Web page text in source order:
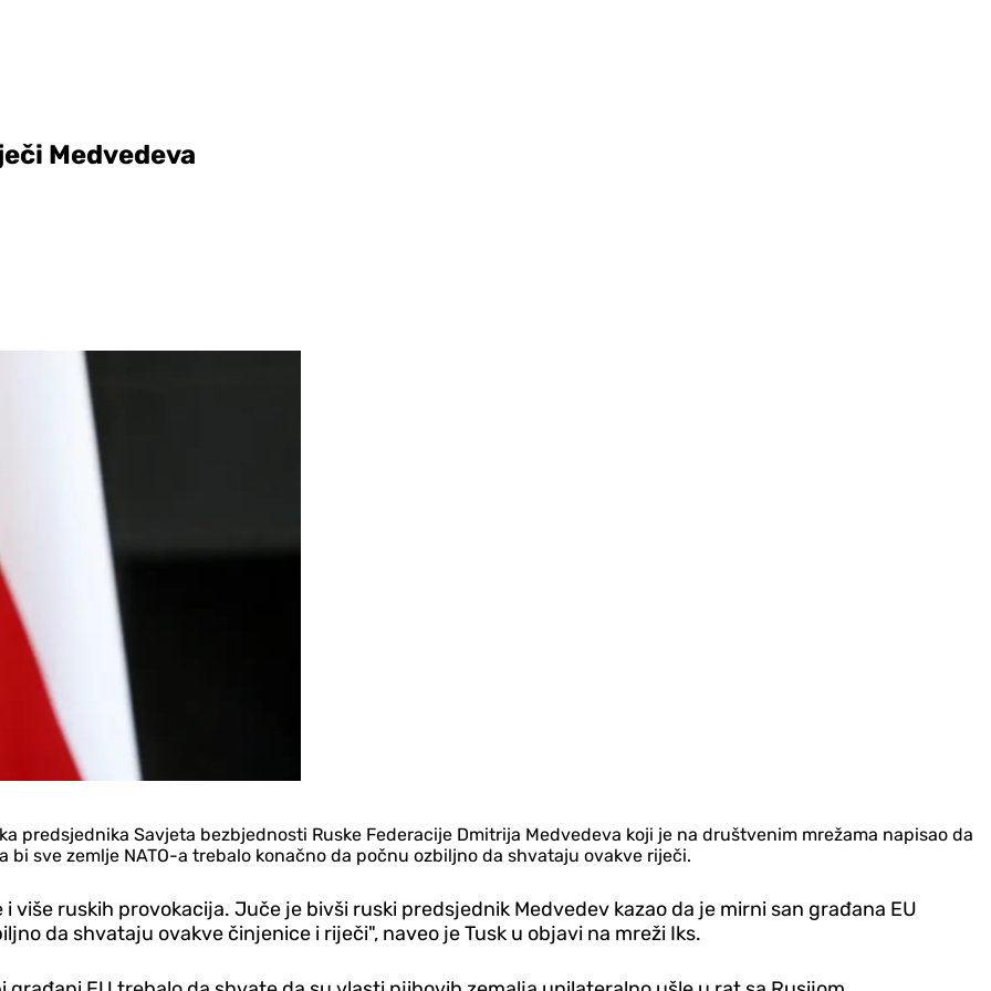
Medvedeva
predsjednika Savjeta bezbjednosti Ruske Federacije Dmitrija Medvedeva koji je na društvenim mrežama napisao da
sve zemlje NATO-a trebalo konačno da počnu ozbiljno da shvataju ovakve riječi.
više ruskih provokacija. Juče je bivši ruski predsjednik Medvedev kazao da je mirni san građana EU
da shvataju ovakve činjenice i riječi", naveo je Tusk u objavi na mreži Iks.